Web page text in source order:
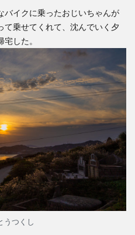
バイクに乗ったおじいちゃんが
て乗せてくれて、沈んでいく夕
した。
うつくし